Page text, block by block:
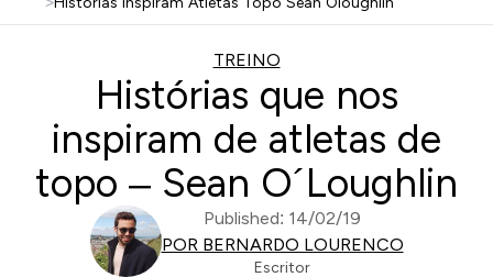
TREINO
Histórias que nos
inspiram de atletas de
topo – Sean O´Loughlin
Published: 14/02/19
POR BERNARDO LOURENCO
Escritor